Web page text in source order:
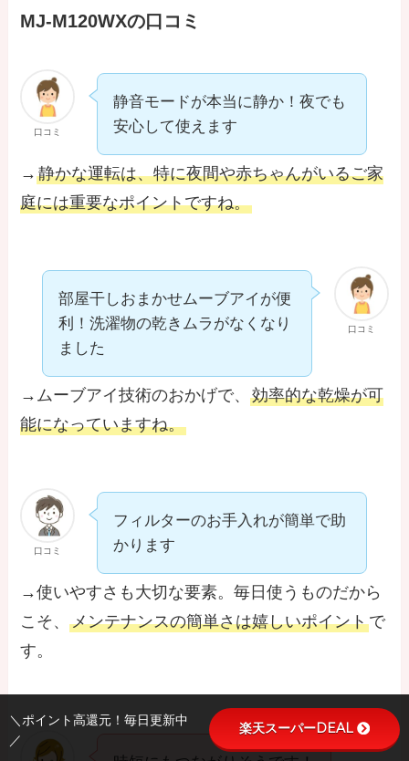
MJ-M120WXの口コミ
口コミ
静音モードが本当に静か！夜でも
安心して使えます
→静かな運転は、特に夜間や赤ちゃんがいるご家
庭には重要なポイントですね。
口コミ
部屋干しおまかせムーブアイが便
利！洗濯物の乾きムラがなくなり
ました
→ムーブアイ技術のおかげで、効率的な乾燥が可
能になっていますね。
口コミ
フィルターのお手入れが簡単で助
かります
→使いやすさも大切な要素。毎日使うものだから
こそ、メンテナンスの簡単さは嬉しいポイントで
す。
＼ポイント高還元！毎日更新中
／
楽天スーパーDEAL